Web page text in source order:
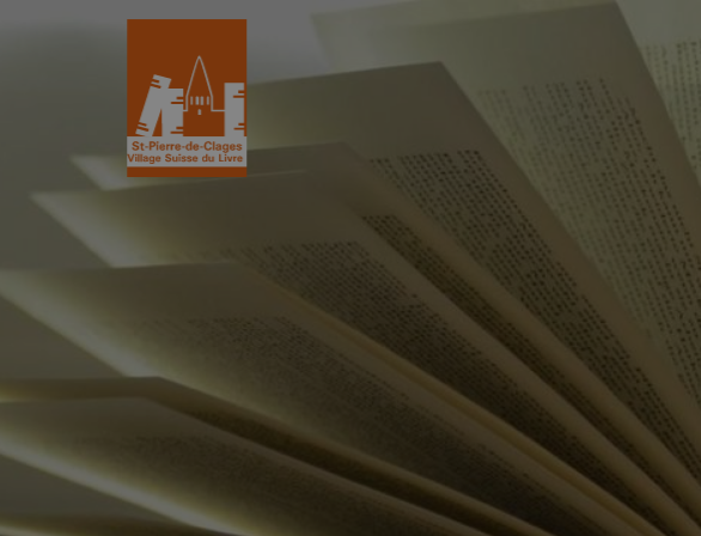
St-Pierre-de-Clages
Le village
L’Eglise romane du XIIe siècle
Découvrir St-Pierre
Le Village du Livre
Historique
L'Association
La Gazette
Les partenaires
L’association internationale des
Villages du livre